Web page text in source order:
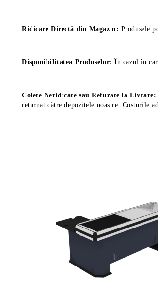
Ridicare Directă din Magazin: Produsele
Disponibilitatea Produselor: În cazul în
Colete Neridicate sau Refuzate la Livrare:
returnat către depozitele noastre. Costurile